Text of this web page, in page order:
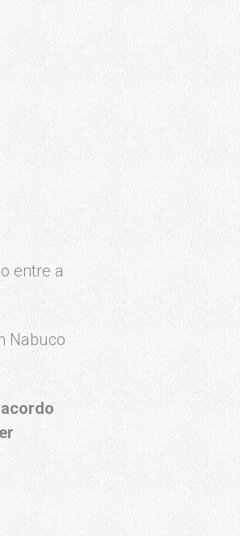
entre a
Nabuco